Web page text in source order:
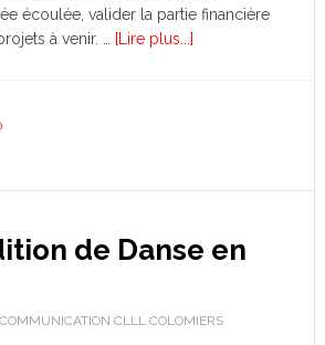
écoulée, valider la partie financière
à venir. …
[Lire plus...]
de Danse en
COMMUNICATION CLLL COLOMIERS